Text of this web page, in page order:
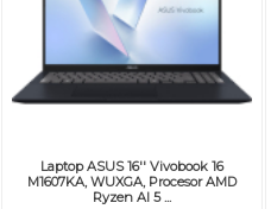
Laptop ASUS 16'' Vivobook 16
M1607KA, WUXGA, Procesor AMD
Ryzen AI 5 ...